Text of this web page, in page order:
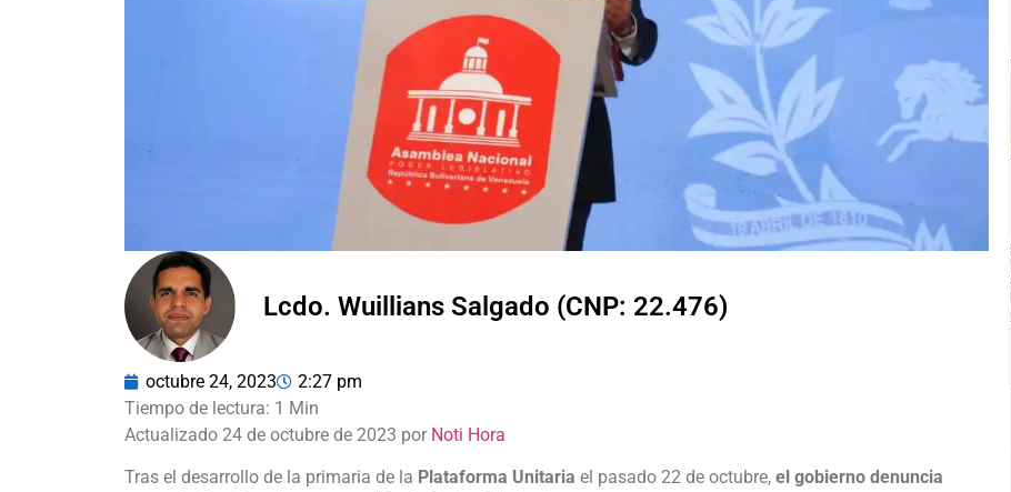
Lcdo. Wuillians Salgado (CNP: 22.476)
octubre 24, 2023 2:27 pm
Actualizado 24 de octubre de 2023 por Noti Hora
Tras el desarrollo de la primaria de la Plataforma Unitaria el pasado 22 de octubre, el gobierno denuncia